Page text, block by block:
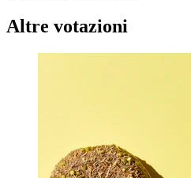
Altre votazioni